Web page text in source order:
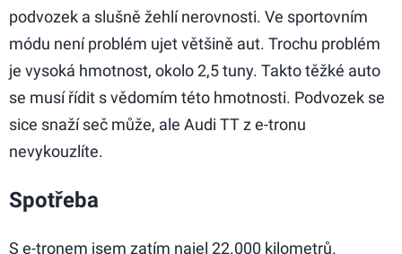
podvozek a slušně žehlí nerovnosti. Ve sportovním
módu není problém ujet většině aut. Trochu problém
je vysoká hmotnost, okolo 2,5 tuny. Takto těžké auto
se musí řídit s vědomím této hmotnosti. Podvozek se
sice snaží seč může, ale Audi TT z e-tronu
nevykouzlíte.
Spotřeba
S e-tronem jsem zatím najel 22.000 kilometrů.